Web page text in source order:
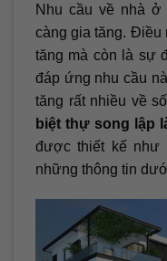
Nhu cầu về nhà
càng gia tăng. Điều
tăng mà còn là sự
đáp ứng nhu cầu
tăng rất nhiều về
biệt thự song lập
được thiết kế như
những thông tin